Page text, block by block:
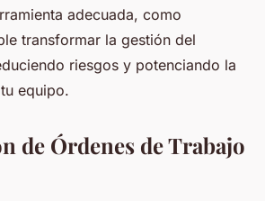
adecuada, como
transformar la gestión del
riesgos y potenciando la
equipo.
de Órdenes de Trabajo